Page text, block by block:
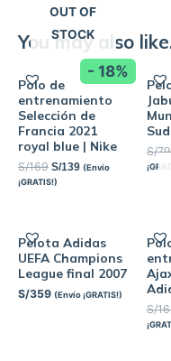
You may also
- 18%
OUT OF
STOCK
Polo de
entrenamiento
Selección de
Francia 2021
royal blue | Nike
S/169 S/139 (Envío
¡GRATIS!)
S/
Pelota Adidas
UEFA Champions
League final 2007
S/359 (Envío ¡GRATIS!)
S/